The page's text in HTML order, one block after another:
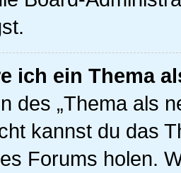
ich ein Thema
des „Thema als
kannst du das
Forums holen.